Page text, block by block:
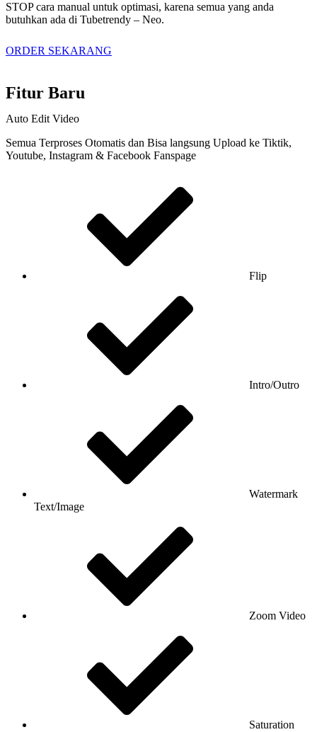
STOP cara manual untuk optimasi, karena semua yang anda
butuhkan ada di Tubetrendy – Neo.
ORDER SEKARANG
Fitur Baru
Auto Edit Video
Semua Terproses Otomatis dan Bisa langsung Upload ke Tiktik,
Youtube, Instagram & Facebook Fanspage
Flip
Intro/Outro
Watermark
Text/Image
Zoom Video
Saturation